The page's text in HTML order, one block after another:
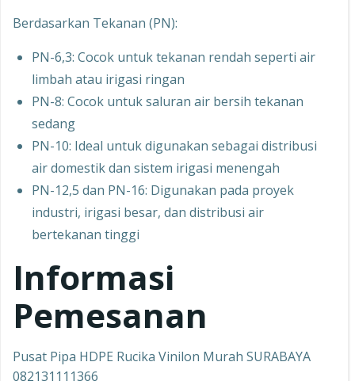
Berdasarkan Tekanan (PN):
PN-6,3: Cocok untuk tekanan rendah seperti air
limbah atau irigasi ringan
PN-8: Cocok untuk saluran air bersih tekanan
sedang
PN-10: Ideal untuk digunakan sebagai distribusi
air domestik dan sistem irigasi menengah
PN-12,5 dan PN-16: Digunakan pada proyek
industri, irigasi besar, dan distribusi air
bertekanan tinggi
Informasi
Pemesanan
Pusat Pipa HDPE Rucika Vinilon Murah SURABAYA
082131111366